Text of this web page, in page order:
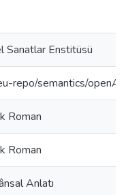
Sanatlar Enstitüsü
repo/semantics/
Roman
Roman
Anlatı